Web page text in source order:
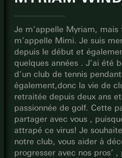
Je m’appelle Myriam, mais
m’appelle Mimi. Je suis
depuis le début et
quelques années . J’ai été
d’un club de tennis
également,donc la vie de
retraitée depuis deux ans
passionnée de golf. Cette
partager avec vous ,
attrapé ce virus! Je
notre club, vous aider à
progresser avec nos pros’